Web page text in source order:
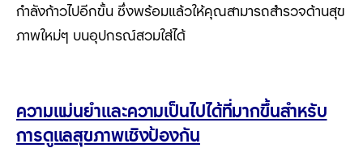
กำลังก้าวไปอีกขั้น ซึ่งพร้อมแล้วให้คุณสามารถสำรวจด้านสุข
ภาพใหม่ๆ บนอุปกรณ์สวมใส่ได้
ความแม่นยำและความเป็นไปได้ที่มากขึ้นสำหรับ
การดูแลสุขภาพเชิงป้องกัน